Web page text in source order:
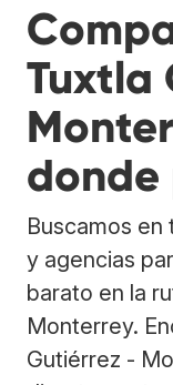
Tuxtla
donde
Buscamos en
y agencias
barato en la
Monterrey.
Gutiérrez -